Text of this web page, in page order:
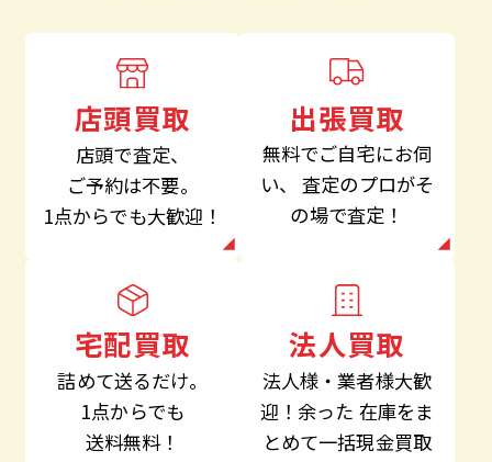
店頭買取
店頭で査定、
ご予約は不要。
1点からでも大歓迎！
出張買取
無料でご自宅にお伺
い、 査定のプロがそ
の場で査定！
宅配買取
詰めて送るだけ。
1点からでも
送料無料！
法人買取
法人様・業者様大歓
迎！余った 在庫をま
とめて一括現金買取